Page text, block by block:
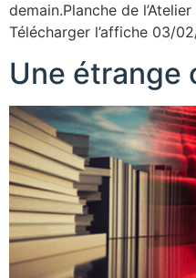
demain.Planche de
Télécharger l’affiche 03/
Une étrange